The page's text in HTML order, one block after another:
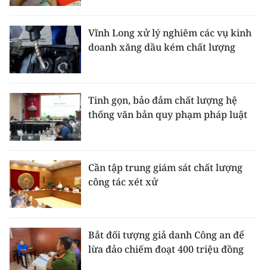
Vĩnh Long xử lý nghiêm các vụ kinh
doanh xăng dầu kém chất lượng
Tinh gọn, bảo đảm chất lượng hệ
thống văn bản quy phạm pháp luật
Cần tập trung giám sát chất lượng
công tác xét xử
Bắt đối tượng giả danh Công an để
lừa đảo chiếm đoạt 400 triệu đồng